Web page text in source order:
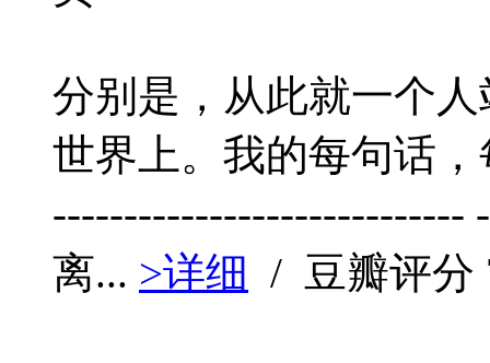
分别是，从此就一个
世界上。我的每句话
-----------------------------
离... >详细 / 豆瓣评分